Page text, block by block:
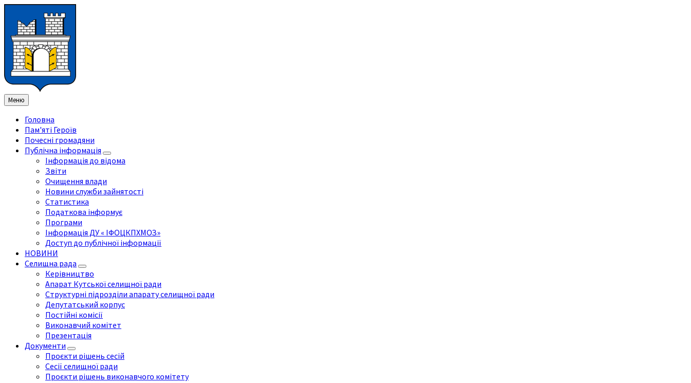
змісту
ліву
бічну
панель
праву
бічну
панель
нижнього
колонтитула
Меню
Головна
Пам'яті Героїв
Почесні громадяни
Публічна інформація
Інформація до відома
Звіти
Очищення влади
Новини служби зайнятості
Статистика
Податкова інформує
Програми
Інформація ДУ « ІФОЦКПХМОЗ»
Доступ до публічної інформації
НОВИНИ
Селищна рада
Керівництво
Апарат Кутської селищної ради
Структурні підрозділи апарату селищної ради
Депутатський корпус
Постійні комісії
Виконавчий комітет
Презентація
Документи
Проєкти рішень сесій
Сесії селищної ради
Проєкти рішень виконавчого комітету